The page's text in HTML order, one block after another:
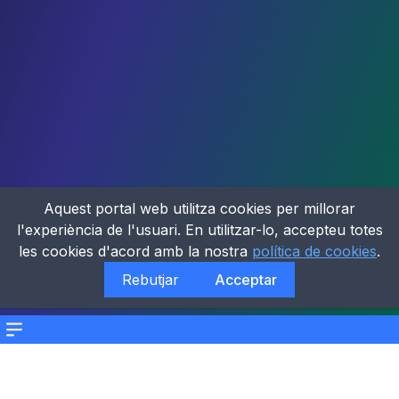
Menu
Aquest portal web utilitza cookies per millorar
l'experiència de l'usuari. En utilitzar-lo, accepteu totes
les cookies d'acord amb la nostra política de cookies.
Rebutjar
Acceptar